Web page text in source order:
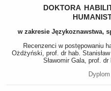
doktora
w zakresie Językoznawstwa,
Recenzenci w postępowaniu
Ożdżyński, prof. dr hab.
Sławomir Gala, prof.
Dyplom